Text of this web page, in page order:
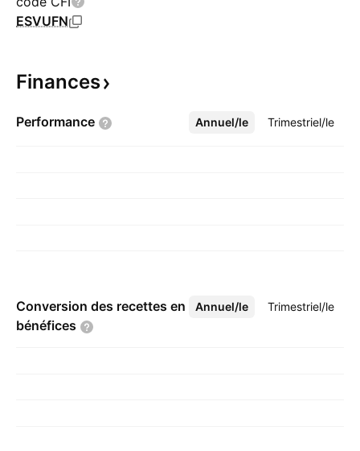
ESVUFN
Finances
Performance Annuel/le Trimestriel/le
Plus
Conversion des recettes en
bénéfices
Annuel/le Trimestriel/le
Plus